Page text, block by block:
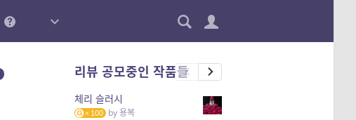
리뷰 공모중인 작품들
체리 슬러시
100 by용복